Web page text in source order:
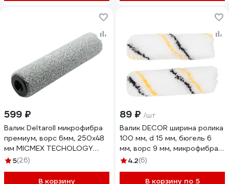
599 ₽
Валик Deltaroll микрофибра
премиум, ворс 6мм, 250x48
мм MICMEX TECHOLOGY
R60250
5(26)
В корзину
89 ₽ /шт
Валик DECOR ширина ролика
100 мм, d 15 мм, бюгель 6
мм, ворс 9 мм, микрофибра
250-0100
4.2(6)
В корзину по 5